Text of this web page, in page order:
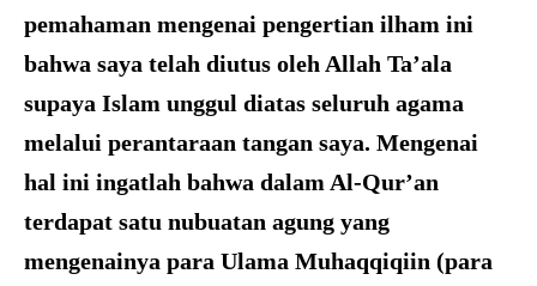
pemahaman mengenai pengertian ilham ini
bahwa saya telah diutus oleh Allah Ta’ala
supaya Islam unggul diatas seluruh agama
melalui perantaraan tangan saya. Mengenai
hal ini ingatlah bahwa dalam Al-Qur’an
terdapat satu nubuatan agung yang
mengenainya para Ulama Muhaqqiqiin (para